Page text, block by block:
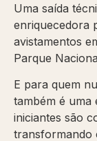
Uma saída
enriquecedora
avistamentos
Parque
E para quem
também é uma
iniciantes são
transformando